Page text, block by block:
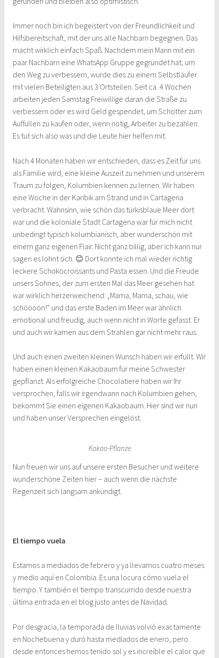
Immer noch bin ich begeistert von der Freundlichkeit und
Hilfsbereitschaft, mit der uns alle Nachbarn begegnen. Das
macht wirklich einfach Spaß. Nachdem mein Mann mit ein
paar Nachbarn eine WhatsApp Gruppe gegründet hat, um
den Weg zu verbessern, wurde dies zu einem Selbstläufer
mit vielen Beteiligten aus 3 Ortsteilen. Seit ca. 4 Wochen
arbeiten jeden Samstag Freiwillige daran die Straße zu
verbessern oder es wird Geld gespendet, um Schotter zum
Auffüllen zu kaufen oder, wenn nötig, Arbeiter zu bezahlen.
Es tut sich also was und die Leute hier helfen mit.
Nach 4 Monaten haben wir entschieden, dass es Zeit für uns
als Familie wird, eine kleine Auszeit zu nehmen und unserem
Traum zu folgen, Kolumbien kennen zu lernen. Wir haben
eine Woche in der Karibik am Strand und in Cartagena
verbracht. Wahnsinn, wie schön das türkisblaue Meer dort
war und die koloniale Stadt Cartagena war für mich nicht
unbedingt typisch kolumbianisch, aber wunderschön mit
einem ganz eigenen Flair. Nicht ganz billig, aber ich kann nur
sagen es lohnt sich. 😊 Dort konnte ich mal wieder richtig
leckere Schokocroissants und Pasta essen. Und die Freude
unsers Sohnes, der zum ersten Mal das Meer gesehen hat
war wirklich herzerweichend: „Mama, Mama, schau, wie
schöööön!“ und das erste Baden im Meer war ähnlich
emotional und freudig, auch wenn nicht in Worte gefasst. Er
und auch wir kamen aus dem Strahlen gar nicht mehr raus.
Und auch einen zweiten kleinen Wunsch haben wir erfüllt. Wir
haben einen kleinen Kakaobaum für meine Schwester
gepflanzt. Als erfolgreiche Chocolatiere haben wir Ihr
versprochen, falls wir irgendwann nach Kolumbien gehen,
bekommt Sie einen eigenen Kakaobaum. Hier sind wir nun
und haben unser Versprechen eingelöst.
Kakao-Pflanze
Nun freuen wir uns auf unsere ersten Besucher und weitere
wunderschöne Zeiten hier – auch wenn die nächste
Regenzeit sich langsam ankündigt.
El tiempo vuela
Estamos a mediados de febrero y ya llevamos cuatro meses
y medio aquí en Colombia. Es una locura cómo vuela el
tiempo. Y también el tiempo transcurrido desde nuestra
última entrada en el blog justo antes de Navidad.
Por desgracia, la temporada de lluvias volvió exactamente
en Nochebuena y duró hasta mediados de enero, pero
desde entonces hemos tenido sol y es increíble el calor que